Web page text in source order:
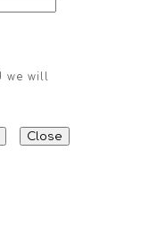
will
Close